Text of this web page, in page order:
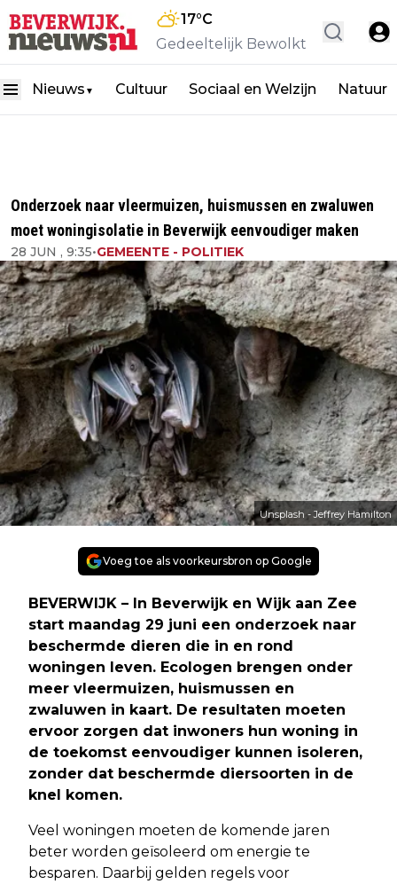
17°C
Gedeeltelijk Bewolkt
Nieuws ▼ Cultuur Sociaal en Welzijn Natuur
Onderzoek naar vleermuizen, huismussen en zwaluwen
moet woningisolatie in Beverwijk eenvoudiger maken
28 JUN , 9:35•GEMEENTE - POLITIEK
Unsplash - Jeffrey Hamilton
Voeg toe als voorkeursbron op Google
BEVERWIJK – In Beverwijk en Wijk aan Zee
start maandag 29 juni een onderzoek naar
beschermde dieren die in en rond
woningen leven. Ecologen brengen onder
meer vleermuizen, huismussen en
zwaluwen in kaart. De resultaten moeten
ervoor zorgen dat inwoners hun woning in
de toekomst eenvoudiger kunnen isoleren,
zonder dat beschermde diersoorten in de
knel komen.
Veel woningen moeten de komende jaren
beter worden geïsoleerd om energie te
besparen. Daarbij gelden regels voor